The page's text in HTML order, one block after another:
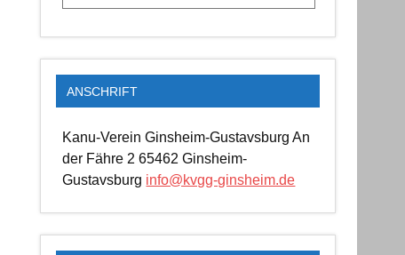
ANSCHRIFT
Kanu-Verein Ginsheim-Gustavsburg An
der Fähre 2 65462 Ginsheim-
Gustavsburg info@kvgg-ginsheim.de